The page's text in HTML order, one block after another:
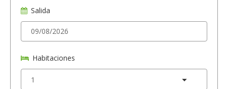
Salida
Habitaciones